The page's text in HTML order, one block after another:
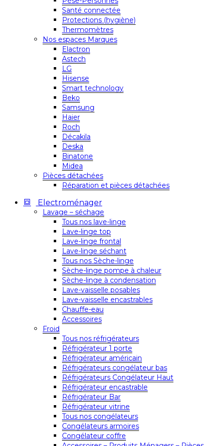
Santé connectée
Protections (hygiène)
Thermomètres
Nos espaces Marques
Elactron
Astech
LG
Hisense
Smart technology
Beko
Samsung
Haier
Roch
Décakila
Deska
Binatone
Midea
Pièces détachées
Réparation et pièces détachées
Electroménager
Lavage – séchage
Tous nos lave-linge
Lave-linge top
Lave-linge frontal
Lave-linge séchant
Tous nos Sèche-linge
Sèche-linge pompe à chaleur
Sèche-linge à condensation
Lave-vaisselle posables
Lave-vaisselle encastrables
Chauffe-eau
Accessoires
Froid
Tous nos réfrigérateurs
Réfrigérateur 1 porte
Réfrigérateur américain
Réfrigérateurs congélateur bas
Réfrigérateurs Congélateur Haut
Réfrigérateur encastrable
Réfrigérateur Bar
Réfrigérateur vitrine
Tous nos congélateurs
Congélateurs armoires
Congélateur coffre